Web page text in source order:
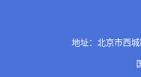
地址：北京市西